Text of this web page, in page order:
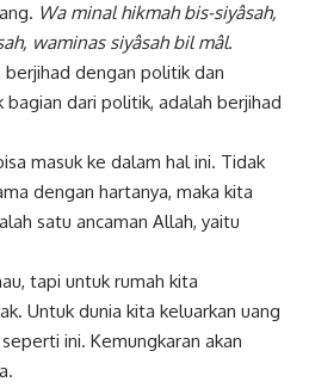
Wa minal hikmah bis-siyâsah,
waminas siyâsah bil mâl.
berjihad dengan politik dan
bagian dari politik, adalah berjihad
masuk ke dalam hal ini. Tidak
dengan hartanya, maka kita
satu ancaman Allah, yaitu
tapi untuk rumah kita
Untuk dunia kita keluarkan uang
ini. Kemungkaran akan